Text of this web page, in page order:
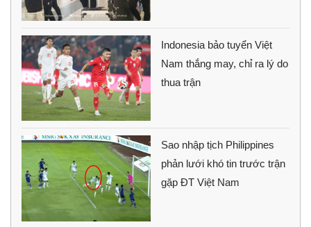
Indonesia bảo tuyển Việt
Nam thắng may, chỉ ra lý do
thua trận
Sao nhập tịch Philippines
phản lưới khó tin trước trận
gặp ĐT Việt Nam